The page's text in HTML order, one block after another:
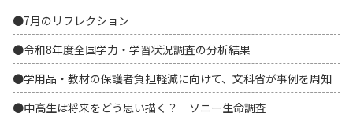
●7月のリフレクション
●令和8年度全国学力・学習状況調査の分析結果
●学用品・教材の保護者負担軽減に向けて、文科省が事例を周知
●中高生は将来をどう思い描く？ ソニー生命調査